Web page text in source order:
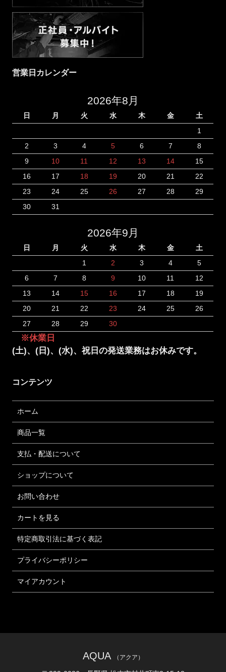
営業日カレンダー
2026年8月
日 月 火 水 木 金
土
1
2
3 4 5 6 7
8
9
10 11 12 13 14
15
16
17 18 19 20 21
22
23
24 25 26 27 28
29
30
31
2026年9月
日 月 火 水 木 金
土
1
2 3 4
5
6
7 8 9 10 11
12
13
14 15 16 17 18
19
20
21 22 23 24 25
26
27
28 29 30
※休業日
(土)、(日)、(水)、祝日の発送業務はお休みです。
コンテンツ
ホーム
商品一覧
支払・配送について
ショップについて
お問い合わせ
カートを見る
特定商取引法に基づく表記
プライバシーポリシー
マイアカウント
AQUA （アクア）